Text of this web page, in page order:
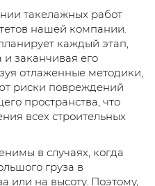
такелажных работ
нашей компании.
каждый этап,
и заканчивая его
отлаженные методики,
риски повреждений
пространства, что
всех строительных
в случаях, когда
груза в
или на высоту. Поэтому,